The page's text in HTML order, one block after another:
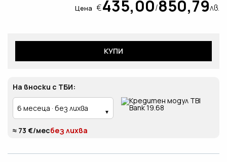
Цена €435,00/850,79лв.
КУПИ
На вноски с ТБИ:
≈ 73 €/месбез лихва